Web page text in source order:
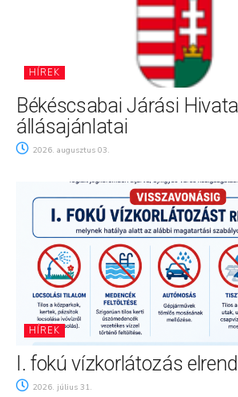
HÍREK
Békéscsabai Járási
állásajánlatai
2026. augusztus 03.
HÍREK
I. fokú vízkorlátozás
2026. július 31.